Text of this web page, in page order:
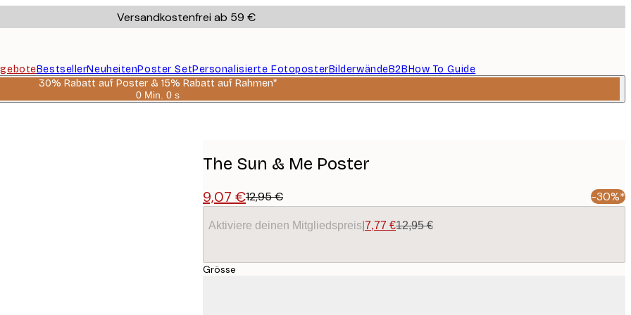
Versandkostenfrei ab 59 €
BestsellerNeuheitenPoster SetPersonalisierte FotoposterBilderwändeB2BHow To Guide
30% Rabatt auf Poster & 15% Rabatt auf Rahmen*
0 Min. 0 s
Gültig
The Sun & Me Poster
9,07 €12,95 € -30%*
Aktiviere deinen Mitgliedspreis 7,77 €12,95 €
Grösse